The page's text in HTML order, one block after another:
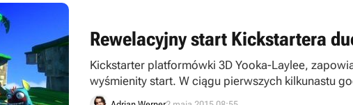
Rewelacyjny start Kickstartera
Kickstarter platformówki 3D Yooka-Laylee,
wyśmienity start. W ciągu pierwszych kilkunastu